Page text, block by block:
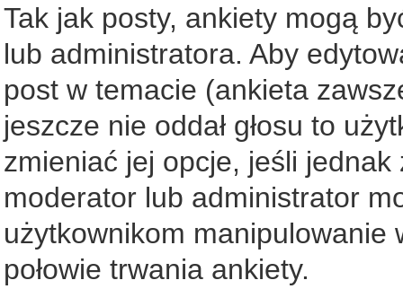
Tak jak posty, ankiety mogą
lub administratora. Aby
post w temacie (ankieta
jeszcze nie oddał głosu to
zmieniać jej opcje, jeśli jednak
moderator lub administrator
użytkownikom
połowie trwania ankiety.